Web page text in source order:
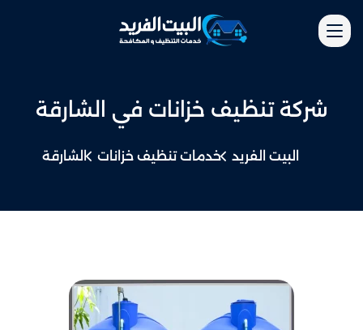
شركة تنظيف خزانات​ في الشارقة
البيت الفريد خدمات تنظيف خزانات الشارقة